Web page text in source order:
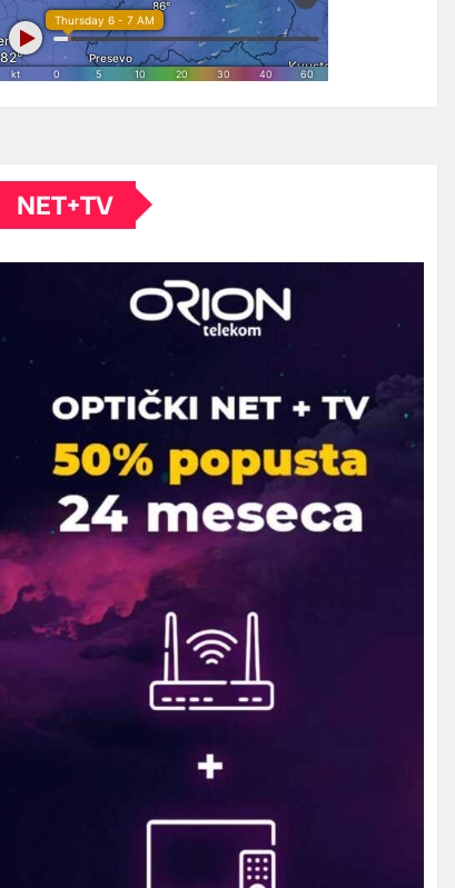
NET+TV